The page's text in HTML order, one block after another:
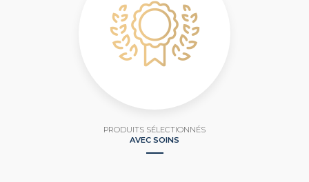
PRODUITS SÉLECTIONNÉS
AVEC SOINS